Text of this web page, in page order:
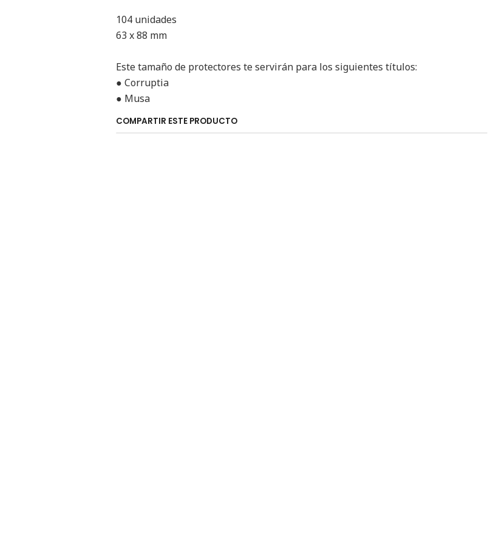
104 unidades
63 x 88 mm
Este tamaño de protectores te servirán para los siguientes títulos:
● Corruptia
● Musa
COMPARTIR ESTE PRODUCTO